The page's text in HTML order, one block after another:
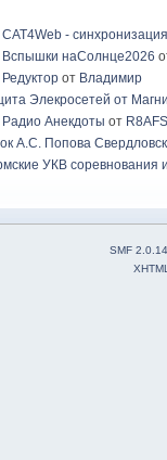
CAT4Web -
Вспышки наСолнце2026
Редуктор от Владимир
Элекросетей от
Радио Анекдоты от R8AFS
А.С. Попова
УКВ соревнования
SMF 2.0.14